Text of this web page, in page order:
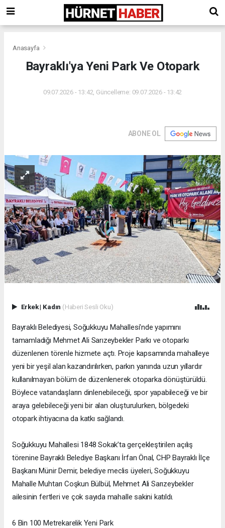
Anasayfa
Bayraklı'ya Yeni Park Ve Otopark
09.07.2026 - 13:42, Güncelleme: 09.07.2026 - 13:42
ABONE OL
Erkek| Kadın (Haberi Sesli Oku)
Bayraklı Belediyesi, Soğukkuyu Mahallesi’nde yapımını
tamamladığı Mehmet Ali Sarızeybekler Parkı ve otoparkı
düzenlenen törenle hizmete açtı. Proje kapsamında mahalleye
yeni bir yeşil alan kazandırılırken, parkın yanında uzun yıllardır
kullanılmayan bölüm de düzenlenerek otoparka dönüştürüldü.
Böylece vatandaşların dinlenebileceği, spor yapabileceği ve bir
araya gelebileceği yeni bir alan oluşturulurken, bölgedeki
otopark ihtiyacına da katkı sağlandı.
Soğukkuyu Mahallesi 1848 Sokak’ta gerçekleştirilen açılış
törenine Bayraklı Belediye Başkanı İrfan Önal, CHP Bayraklı İlçe
Başkanı Münir Demir, belediye meclis üyeleri, Soğukkuyu
Mahalle Muhtarı Coşkun Bülbül, Mehmet Ali Sarızeybekler
ailesinin fertleri ve çok sayıda mahalle sakini katıldı.
6 Bin 100 Metrekarelik Yeni Park